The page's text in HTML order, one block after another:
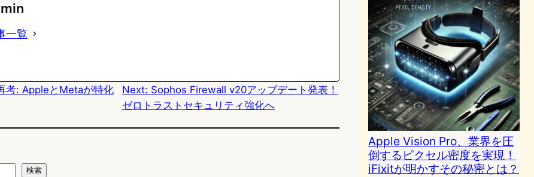
y
o
一覧
考: AppleとMetaが特化
Next: Sophos Firewall v20アップデート発表！
ゼロトラストセキュリティ強化へ
検索
Apple Vision Pro、業界を圧
倒するピクセル密度を実現！
iFixitが明かすその秘密とは？